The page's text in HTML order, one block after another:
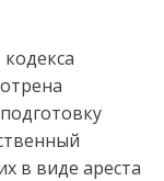
в виде ареста